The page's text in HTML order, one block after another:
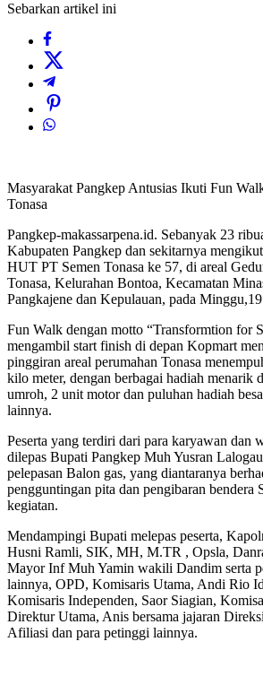
Sebarkan artikel ini
Masyarakat Pangkep Antusias Ikuti Fun
Tonasa
Pangkep-makassarpena.id. Sebanyak 23
Kabupaten Pangkep dan sekitarnya
HUT PT Semen Tonasa ke 57, di areal
Tonasa, Kelurahan Bontoa, Kecamatan
Pangkajene dan Kepulauan, pada
Fun Walk dengan motto “Transformtion for
mengambil start finish di depan Kopmart
pinggiran areal perumahan Tonasa
kilo meter, dengan berbagai hadiah menarik
umroh, 2 unit motor dan puluhan hadiah
lainnya.
Peserta yang terdiri dari para karyawan dan
dilepas Bupati Pangkep Muh Yusran
pelepasan Balon gas, yang diantaranya
pengguntingan pita dan pengibaran bendera
kegiatan.
Mendampingi Bupati melepas peserta,
Husni Ramli, SIK, MH, M.TR , Opsla,
Mayor Inf Muh Yamin wakili Dandim serta
lainnya, OPD, Komisaris Utama, Andi Rio
Komisaris Independen, Saor Siagian,
Direktur Utama, Anis bersama jajaran
Afiliasi dan para petinggi lainnya.